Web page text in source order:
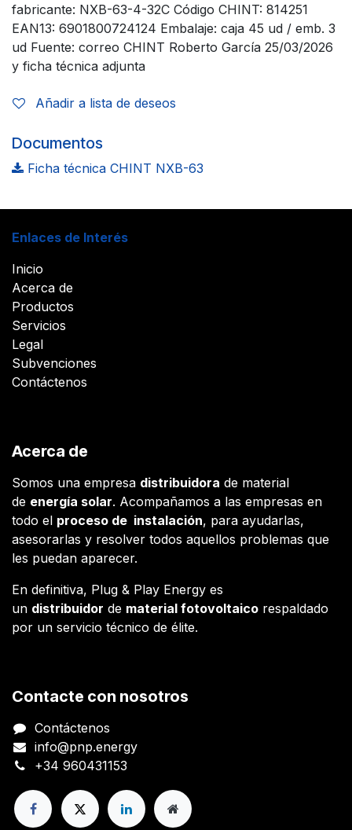
fabricante: NXB-63-4-32C Código CHINT: 814251
EAN13: 6901800724124 Embalaje: caja 45 ud / emb. 3
ud Fuente: correo CHINT Roberto García 25/03/2026
y ficha técnica adjunta
Añadir a lista de deseos
Documentos
Ficha técnica CHINT NXB-63
Enlaces de Interés
Inicio
Acerca de
Productos
Servicios
Legal
Subvenciones
Contáctenos
Acerca de
Somos una empresa distribuidora de material
de energía solar. Acompañamos a las empresas en
todo el proceso de instalación, para ayudarlas,
asesorarlas y resolver todos aquellos problemas que
les puedan aparecer.
En definitiva, Plug & Play Energy es
un distribuidor de material fotovoltaico respaldado
por un servicio técnico de élite.
Contacte con nosotros
Contáctenos
info@pnp.energy
+34 960431153